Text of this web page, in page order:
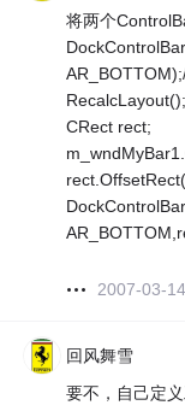
将两个
RecalcLayout();
CRect rect;
2007-03-14
回风舞雪
要不，自己定